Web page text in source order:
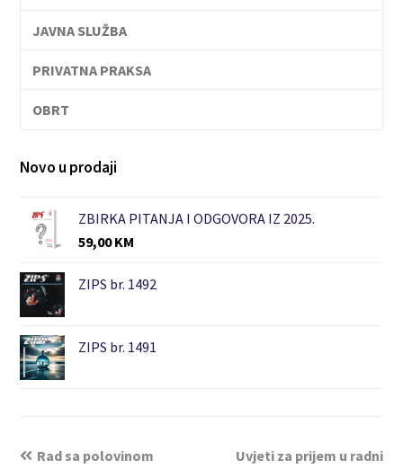
JAVNA SLUŽBA
PRIVATNA PRAKSA
OBRT
Novo u prodaji
ZBIRKA PITANJA I ODGOVORA IZ 2025.
59,00KM
ZIPS br. 1492
ZIPS br. 1491
Rad sa polovinom
Uvjeti za prijem u radni